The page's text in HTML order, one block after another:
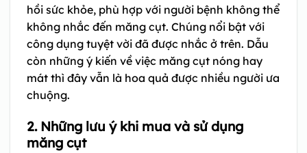
hồi sức khỏe, phù hợp với người bệnh không thể
không nhắc đến măng cụt. Chúng nổi bật với
công dụng tuyệt vời đã được nhắc ở trên. Dẫu
còn những ý kiến về việc măng cụt nóng hay
mát thì đây vẫn là hoa quả được nhiều người ưa
chuộng.
2. Những lưu ý khi mua và sử dụng
măng cụt